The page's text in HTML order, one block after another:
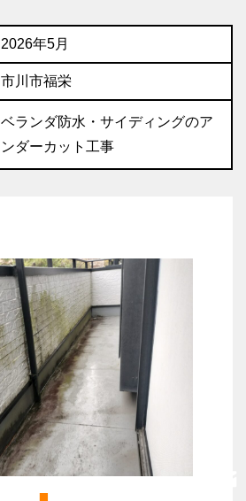
2026年5月
市川市福栄
ベランダ防水・サイディングのア
ンダーカット工事